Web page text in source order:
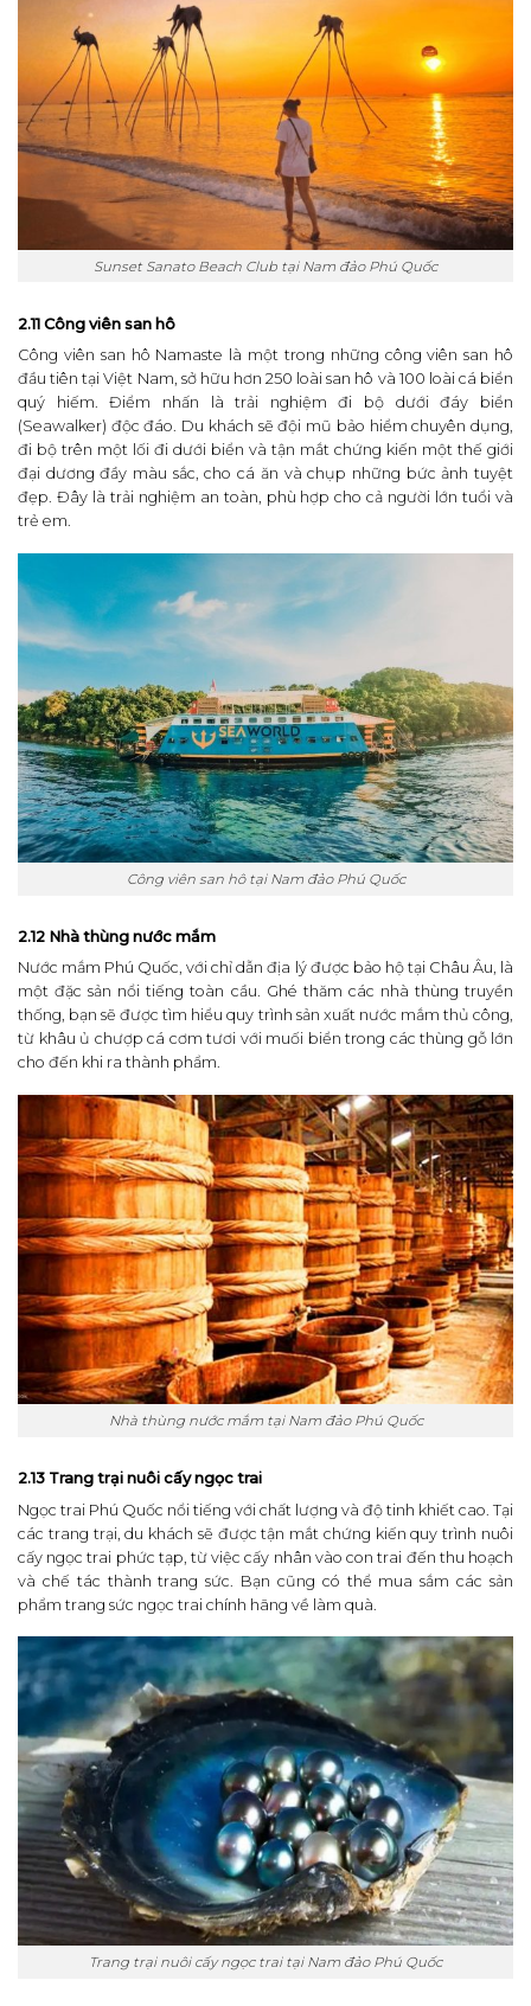
Sunset Sanato Beach Club tại Nam đảo Phú Quốc
2.11 Công viên san hô
Công viên san hô Namaste là một trong những công viên san hô
đầu tiên tại Việt Nam, sở hữu hơn 250 loài san hô và 100 loài cá biển
quý hiếm. Điểm nhấn là trải nghiệm đi bộ dưới đáy biển
(Seawalker) độc đáo. Du khách sẽ đội mũ bảo hiểm chuyên dụng,
đi bộ trên một lối đi dưới biển và tận mắt chứng kiến một thế giới
đại dương đầy màu sắc, cho cá ăn và chụp những bức ảnh tuyệt
đẹp. Đây là trải nghiệm an toàn, phù hợp cho cả người lớn tuổi và
trẻ em.
Công viên san hô tại Nam đảo Phú Quốc
2.12 Nhà thùng nước mắm
Nước mắm Phú Quốc, với chỉ dẫn địa lý được bảo hộ tại Châu Âu, là
một đặc sản nổi tiếng toàn cầu. Ghé thăm các nhà thùng truyền
thống, bạn sẽ được tìm hiểu quy trình sản xuất nước mắm thủ công,
từ khâu ủ chượp cá cơm tươi với muối biển trong các thùng gỗ lớn
cho đến khi ra thành phẩm.
Nhà thùng nước mắm tại Nam đảo Phú Quốc
2.13 Trang trại nuôi cấy ngọc trai
Ngọc trai Phú Quốc nổi tiếng với chất lượng và độ tinh khiết cao. Tại
các trang trại, du khách sẽ được tận mắt chứng kiến quy trình nuôi
cấy ngọc trai phức tạp, từ việc cấy nhân vào con trai đến thu hoạch
và chế tác thành trang sức. Bạn cũng có thể mua sắm các sản
phẩm trang sức ngọc trai chính hãng về làm quà.
Trang trại nuôi cấy ngọc trai tại Nam đảo Phú Quốc